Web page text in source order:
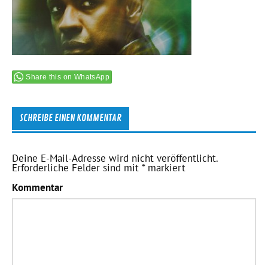
Share this on WhatsApp
SCHREIBE EINEN KOMMENTAR
Deine E-Mail-Adresse wird nicht veröffentlicht.
Erforderliche Felder sind mit*markiert
Kommentar